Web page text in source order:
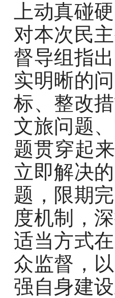
上动真碰
对本次民
督导组指
实明晰的
标、整改
文旅问题
题贯穿起
立即解决
题，限期
度机制，
适当方式
众监督，
强自身建